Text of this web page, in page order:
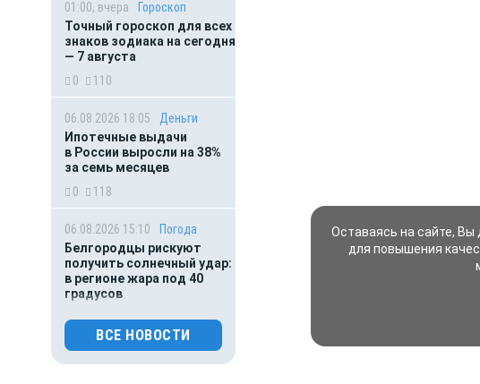
01:00, вчера
Гороскоп
Точный гороскоп для всех
знаков зодиака на сегодня
— 7 августа
0
110
06.08.2026 18:05
Деньги
Ипотечные выдачи
в России выросли на 38%
за семь месяцев
0
118
06.08.2026 15:10
Погода
Белгородцы рискуют
получить солнечный удар:
в регионе жара под 40
градусов
0
82
06.08.2026 14:02
Общество
ВСЕ НОВОСТИ
Оставаясь на сайте, Вы
для повышения